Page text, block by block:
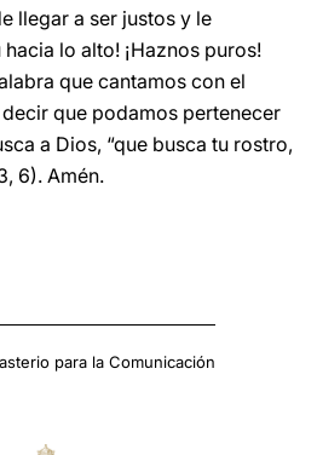
llegar a ser justos y le
lo alto! ¡Haznos puros!
que cantamos con el
que podamos pertenecer
a Dios, “que busca tu rostro,
6). Amén.
para la Comunicación